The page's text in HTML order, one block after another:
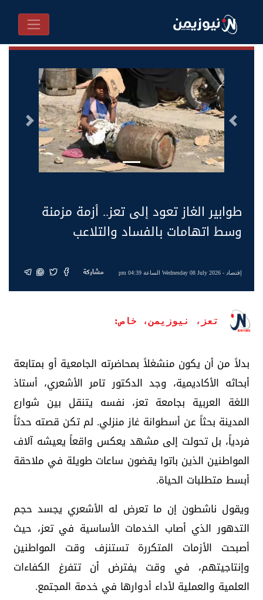
السابق التالى
طوابير الغاز تعود إلى تعز.. أزمة مزمنة
وسط اتهامات بالفساد والتلاعب
إقتصاد- Wednesday 08 July 2026 الساعة 04:39 pm مشاركة
تعز، نيوزيمن، خاص:
بدلاً من أن يكون منشغلاً بمحاضرته الجامعية أو بمتابعة
أبحاثه الأكاديمية، وجد الدكتور تامر الأشعري، أستاذ
اللغة العربية بجامعة تعز، نفسه يتنقل بين شوارع
المدينة بحثاً عن أسطوانة غاز منزلي. لم تكن قصته حدثاً
فردياً، بل تحولت إلى مشهد يعكس واقعاً يعيشه آلاف
المواطنين الذين باتوا يقضون ساعات طويلة في ملاحقة
أبسط متطلبات الحياة.
ويقول ناشطون إن ما تعرض له الأشعري يجسد حجم
التدهور الذي أصاب الخدمات الأساسية في تعز، حيث
أصبحت الأزمات المتكررة تستنزف وقت المواطنين
وإنتاجيتهم، في وقت يفترض أن تتفرغ الكفاءات
العلمية والعملية لأداء أدوارها في خدمة المجتمع.